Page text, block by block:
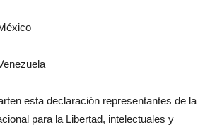
para la Libertad, intelectuales y
y políticos: